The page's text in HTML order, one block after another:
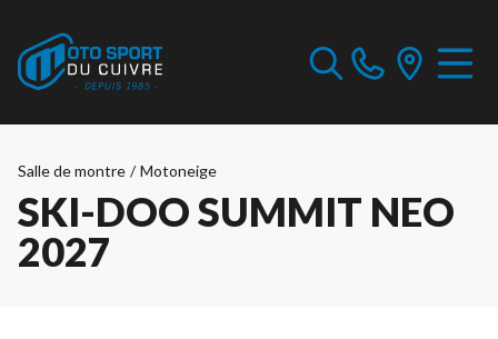
Salle de montre / Motoneige
SKI-DOO SUMMIT NEO
2027